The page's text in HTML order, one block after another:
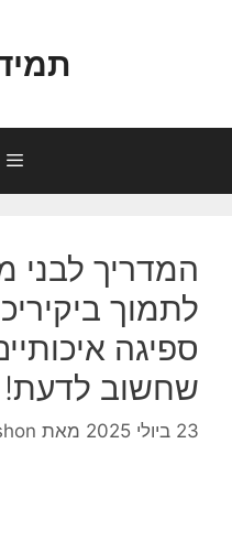
המדריך לבני
לתמוך
ספיגה
שחשוב לדעת!
23 ביולי 2025 מאת